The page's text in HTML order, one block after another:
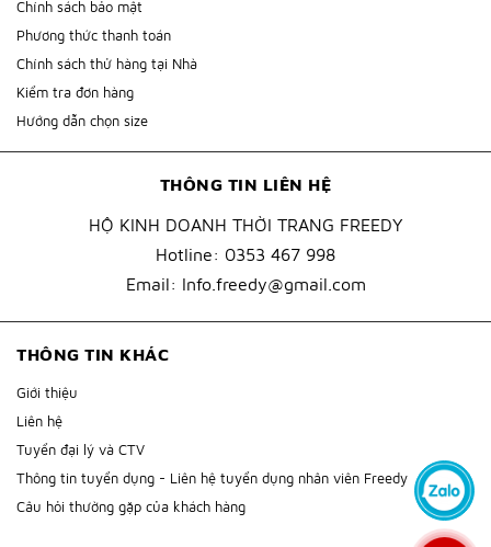
THÔNG TIN LIÊN HỆ
HỘ KINH DOANH THỜI TRANG FREEDY
Hotline: 0353 467 998
Email: Info.freedy@gmail.com
Chính sách bảo mật
Phương thức thanh toán
Chính sách thử hàng tại Nhà
Kiểm tra đơn hàng
Hướng dẫn chọn size
THÔNG TIN KHÁC
Giới thiệu
Liên hệ
Tuyển đại lý và CTV
Thông tin tuyển dụng - Liên hệ tuyển dụng nhân viên Freedy
Câu hỏi thường gặp của khách hàng